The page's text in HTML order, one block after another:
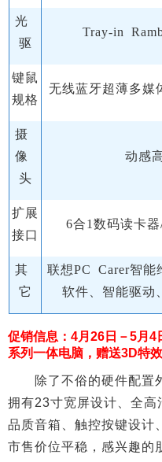
光
驱
Tray-in
键鼠
规格
无线蓝牙超薄多媒
摄
像
头
动感
扩展
接口
6合1数码读卡
其
它
联想PC Carer智能
软件、智能驱动
促销信息：4月26日－5月
系列一体电脑，赠送3D特
除了不俗的硬件配置
拥有23寸宽屏设计、全
品质音箱、触控按键设计
市售价位平稳，感兴趣的